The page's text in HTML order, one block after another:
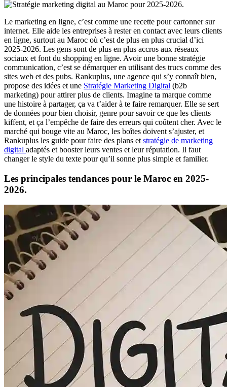
Le marketing en ligne, c’est comme une recette pour cartonner sur
internet. Elle aide les entreprises à rester en contact avec leurs clients
en ligne, surtout au Maroc où c’est de plus en plus crucial d’ici
2025-2026. Les gens sont de plus en plus accros aux réseaux
sociaux et font du shopping en ligne. Avoir une bonne stratégie
communication, c’est se démarquer en utilisant des trucs comme des
sites web et des pubs. Rankuplus, une agence qui s’y connaît bien,
propose des idées et une Stratégie Marketing Digital (b2b
marketing) pour attirer plus de clients. Imagine ta marque comme
une histoire à partager, ça va t’aider à te faire remarquer. Elle se sert
de données pour bien choisir, genre pour savoir ce que les clients
kiffent, et ça l’empêche de faire des erreurs qui coûtent cher. Avec le
marché qui bouge vite au Maroc, les boîtes doivent s’ajuster, et
Rankuplus les guide pour faire des plans et stratégie de marketing
digital adaptés et booster leurs ventes et leur réputation. Il faut
changer le style du texte pour qu’il sonne plus simple et familier.
Les principales tendances pour le Maroc en 2025-
2026.